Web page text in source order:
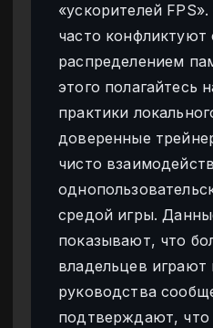
«ускорителей
часто конфликтуют
распределением
этого полагайтесь
практики
доверенные
чисто
средой игры.
показывают, что
владельцев играют
руководства
подтверждают, что